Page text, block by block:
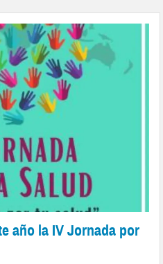
año la IV Jornada por